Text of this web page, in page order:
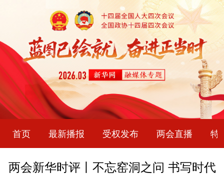
首页 最新播报 受权发布 两会直播 特
两会新华时评丨不忘窑洞之问 书写时代